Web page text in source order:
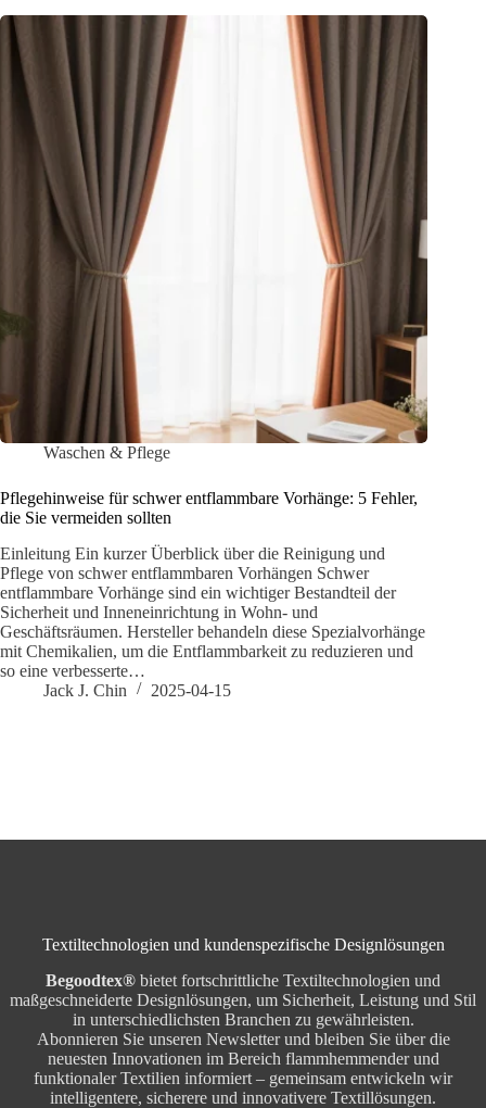
Waschen & Pflege
Pflegehinweise für schwer entflammbare Vorhänge: 5 Fehler,
die Sie vermeiden sollten
Einleitung Ein kurzer Überblick über die Reinigung und
Pflege von schwer entflammbaren Vorhängen Schwer
entflammbare Vorhänge sind ein wichtiger Bestandteil der
Sicherheit und Inneneinrichtung in Wohn- und
Geschäftsräumen. Hersteller behandeln diese Spezialvorhänge
mit Chemikalien, um die Entflammbarkeit zu reduzieren und
so eine verbesserte…
Jack J. Chin
2025-04-15
Textiltechnologien und kundenspezifische Designlösungen
Begoodtex® bietet fortschrittliche Textiltechnologien und
maßgeschneiderte Designlösungen, um Sicherheit, Leistung und Stil
in unterschiedlichsten Branchen zu gewährleisten.
Abonnieren Sie unseren Newsletter und bleiben Sie über die
neuesten Innovationen im Bereich flammhemmender und
funktionaler Textilien informiert – gemeinsam entwickeln wir
intelligentere, sicherere und innovativere Textillösungen.